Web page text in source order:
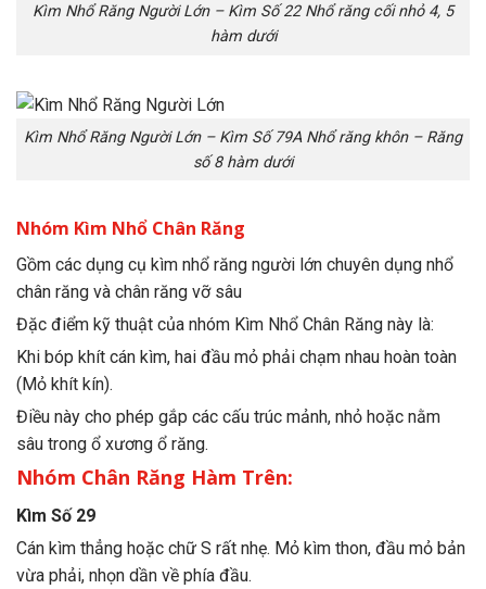
Kìm Nhổ Răng Người Lớn – Kìm Số 22 Nhổ răng cối nhỏ 4, 5
hàm dưới
Kìm Nhổ Răng Người Lớn – Kìm Số 79A Nhổ răng khôn – Răng
số 8 hàm dưới
Nhóm Kìm Nhổ Chân Răng
Gồm các dụng cụ kìm nhổ răng người lớn chuyên dụng nhổ
chân răng và chân răng vỡ sâu
Đặc điểm kỹ thuật của nhóm Kìm Nhổ Chân Răng này là:
Khi bóp khít cán kìm, hai đầu mỏ phải chạm nhau hoàn toàn
(Mỏ khít kín).
Điều này cho phép gắp các cấu trúc mảnh, nhỏ hoặc nằm
sâu trong ổ xương ổ răng.
Nhóm Chân Răng Hàm Trên:
Kìm Số 29
Cán kìm thẳng hoặc chữ S rất nhẹ. Mỏ kìm thon, đầu mỏ bản
vừa phải, nhọn dần về phía đầu.